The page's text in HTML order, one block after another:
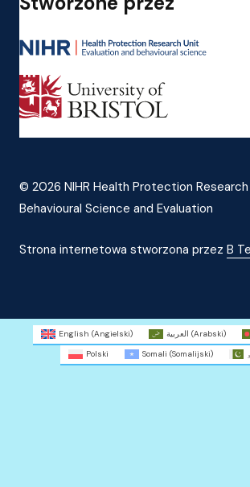
© 2026 NIHR Health Protection
Behavioural Science and Evaluation
Strona internetowa stworzona przez B
English (Angielski) العربية (Arabski)
Polski
Somali (Somalijski)